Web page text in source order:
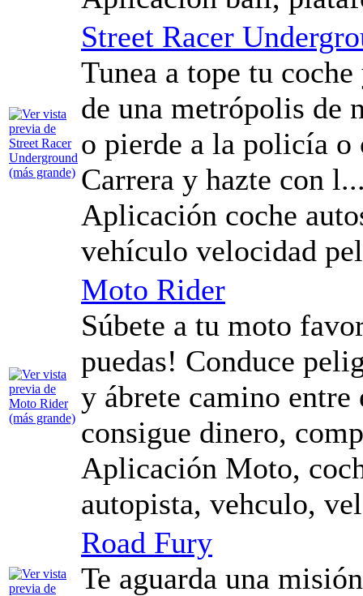
Street Racer
Tunea a tope tu
de una metrópolis de
o pierde a la policía
Carrera y hazte con
Aplicación coche
vehículo velocidad
Moto Rider
Súbete a tu moto
puedas! Conduce
y ábrete camino
consigue dinero,
Aplicación Moto,
autopista, vehculo,
Road Fury
Te aguarda una